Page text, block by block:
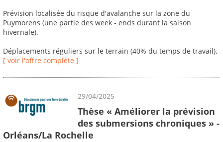
Prévision localisée du risque d'avalanche sur la zone du
Puymorens (une partie des week - ends durant la saison
hivernale).
Déplacements réguliers sur le terrain (40% du temps de travail).
[ voir l'offre complète ]
29/04/2025
Thèse « Améliorer la prévision
des submersions chroniques » -
Orléans/La Rochelle